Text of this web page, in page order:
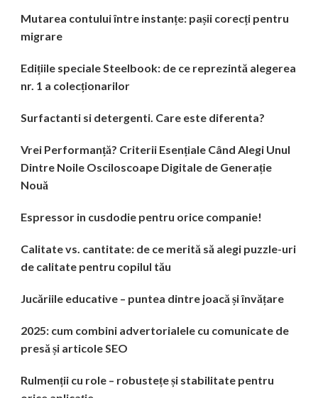
Mutarea contului între instanțe: pașii corecți pentru
migrare
Edițiile speciale Steelbook: de ce reprezintă alegerea
nr. 1 a colecționarilor
Surfactanti si detergenti. Care este diferenta?
Vrei Performanță? Criterii Esențiale Când Alegi Unul
Dintre Noile Osciloscoape Digitale de Generație
Nouă
Espressor in cusdodie pentru orice companie!
Calitate vs. cantitate: de ce merită să alegi puzzle-uri
de calitate pentru copilul tău
Jucăriile educative – puntea dintre joacă și învățare
2025: cum combini advertorialele cu comunicate de
presă și articole SEO
Rulmenții cu role – robustețe și stabilitate pentru